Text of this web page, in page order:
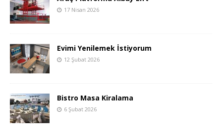
17 Nisan 2026
Evimi Yenilemek İstiyorum
12 Şubat 2026
Bistro Masa Kiralama
6 Şubat 2026